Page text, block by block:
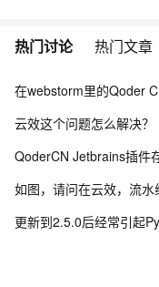
热门讨论 热门文章
在webstorm里的Qoder
云效这个问题怎么解决？
QoderCN Jetbrains插件
idea通义灵码cpu占用、